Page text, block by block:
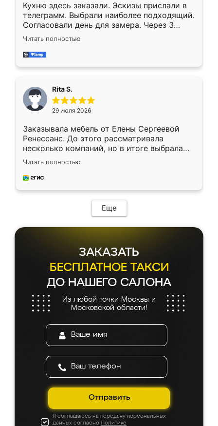
Кухню здесь заказали. Эскизы прислали в
телеграмм. Выбрали наиболее подходящий.
Согласовали день для замера. Через 3
недели кухня была уже готова. Остались
довольны работой. Спасибо Ренессанс
мебель за качественную работу!
Читать полностью
Rita S.
29 июля 2026
Заказывала мебель от Елены Сергеевой
Ренессанс. До этого рассматривала
несколько компаний, но в итоге выбрала
эту. Сначала обговорили условия, потом
приехал замерщик, всё спокойно объяснил
и снял размеры. Изготовили в срок, с
мебель сразу встала на свое место без
каких-либо доработок. Качеством осталась
довольна, все выглядит так, как и ожидала.
Читать полностью
Еще
ЗАКАЗАТЬ
БЕСПЛАТНОЕ ТАКСИ
ДО НАШЕГО САЛОНА
Из любой точки Москвы и
Московской области!
Отправить
Я соглашаюсь на передачу персональных
данных согласно Политике